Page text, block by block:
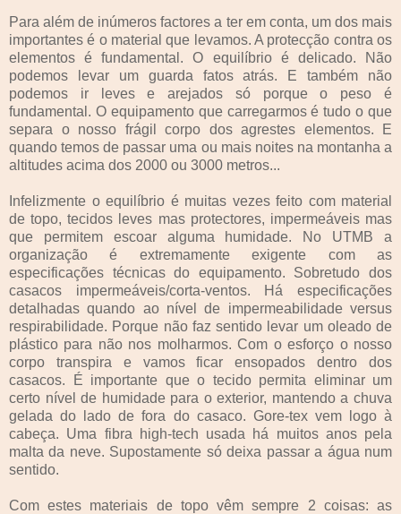
Para além de inúmeros factores a ter em conta, um dos mais
importantes é o material que levamos. A protecção contra os
elementos é fundamental. O equilíbrio é delicado. Não
podemos levar um guarda fatos atrás. E também não
podemos ir leves e arejados só porque o peso é
fundamental. O equipamento que carregarmos é tudo o que
separa o nosso frágil corpo dos agrestes elementos. E
quando temos de passar uma ou mais noites na montanha a
altitudes acima dos 2000 ou 3000 metros...
Infelizmente o equilíbrio é muitas vezes feito com material
de topo, tecidos leves mas protectores, impermeáveis mas
que permitem escoar alguma humidade. No UTMB a
organização é extremamente exigente com as
especificações técnicas do equipamento. Sobretudo dos
casacos impermeáveis/corta-ventos. Há especificações
detalhadas quando ao nível de impermeabilidade versus
respirabilidade. Porque não faz sentido levar um oleado de
plástico para não nos molharmos. Com o esforço o nosso
corpo transpira e vamos ficar ensopados dentro dos
casacos. É importante que o tecido permita eliminar um
certo nível de humidade para o exterior, mantendo a chuva
gelada do lado de fora do casaco. Gore-tex vem logo à
cabeça. Uma fibra high-tech usada há muitos anos pela
malta da neve. Supostamente só deixa passar a água num
sentido.
Com estes materiais de topo vêm sempre 2 coisas: as